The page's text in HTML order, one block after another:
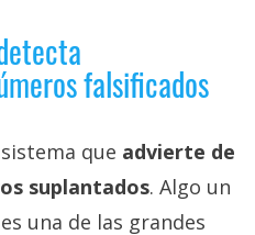
falsificados
que advierte de
suplantados. Algo un
una de las grandes